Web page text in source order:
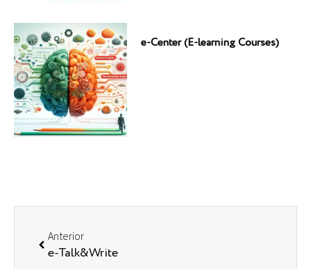
e-Center (E-learning Courses)
Anterior
e-Talk&Write